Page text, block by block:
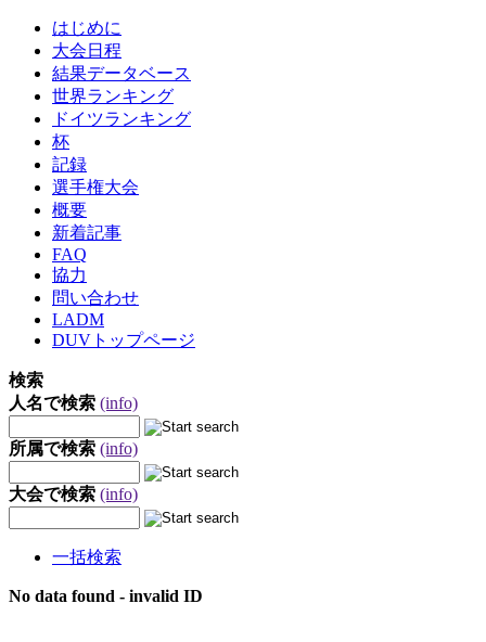
はじめに
大会日程
結果データベース
世界ランキング
ドイツランキング
杯
記録
選手権大会
概要
新着記事
FAQ
協力
問い合わせ
LADM
DUVトップページ
検索
人名で検索 (info)
所属で検索 (info)
大会で検索 (info)
一括検索
No data found - invalid ID